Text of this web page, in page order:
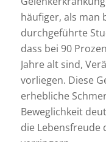
häufiger, als man
durchgeführte
dass bei 90
Jahre alt sind,
vorliegen. Diese
erhebliche
Beweglichkeit
die Lebensfreude